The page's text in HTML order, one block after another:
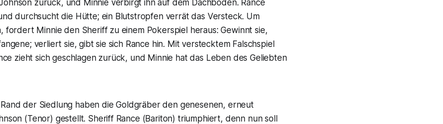
zurück, und Minnie verbirgt ihn auf dem Dachboden. Rance
durchsucht die Hütte; ein Blutstropfen verrät das Versteck. Um
fordert Minnie den Sheriff zu einem Pokerspiel heraus: Gewinnt sie,
verliert sie, gibt sie sich Rance hin. Mit verstecktem Falschspiel
zieht sich geschlagen zurück, und Minnie hat das Leben des Geliebten
Rand der Siedlung haben die Goldgräber den genesenen, erneut
(Tenor) gestellt. Sheriff Rance (Bariton) triumphiert, denn nun soll